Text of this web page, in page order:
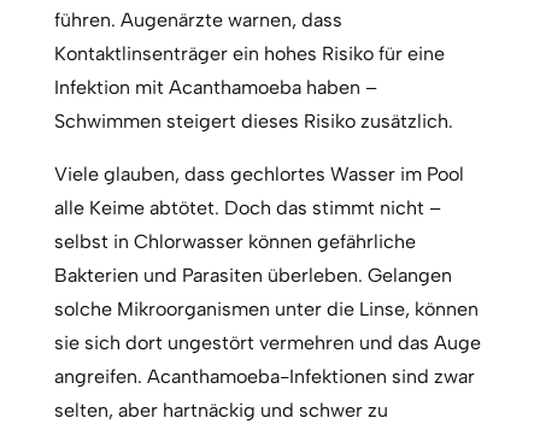
führen. Augenärzte warnen, dass
Kontaktlinsenträger ein hohes Risiko für eine
Infektion mit Acanthamoeba haben –
Schwimmen steigert dieses Risiko zusätzlich.
Viele glauben, dass gechlortes Wasser im Pool
alle Keime abtötet. Doch das stimmt nicht –
selbst in Chlorwasser können gefährliche
Bakterien und Parasiten überleben. Gelangen
solche Mikroorganismen unter die Linse, können
sie sich dort ungestört vermehren und das Auge
angreifen. Acanthamoeba-Infektionen sind zwar
selten, aber hartnäckig und schwer zu